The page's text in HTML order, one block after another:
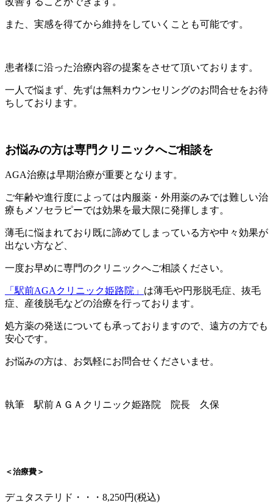
また、実感を得てから維持をしていくことも可能です。
患者様に沿った治療内容の提案をさせて頂いております。
一人で悩まず、先ずは無料カウンセリングのお問合せをお待
ちしております。
お悩みの方は専門クリニックへご相談を
AGA治療は早期治療が重要となります。
ご年齢や進行度によっては内服薬・外用薬のみでは難しい治
療もメソセラピーでは効果を最大限に発揮します。
薄毛に悩まれており既に諦めてしまっている方や中々効果が
出ない方など、
一度お早めに専門のクリニックへご相談ください。
「駅前AGAクリニック姫路院」 は薄毛や円形脱毛症、抜毛
症、産後脱毛などの治療を行っております。
処方薬の発送についても承っておりますので、遠方の方でも
安心です。
お悩みの方は、お気軽にお問合せくださいませ。
執筆 駅前ＡＧＡクリニック姫路院 院長 久保
＜治療費＞
デュタステリド・・・8,250円(税込)